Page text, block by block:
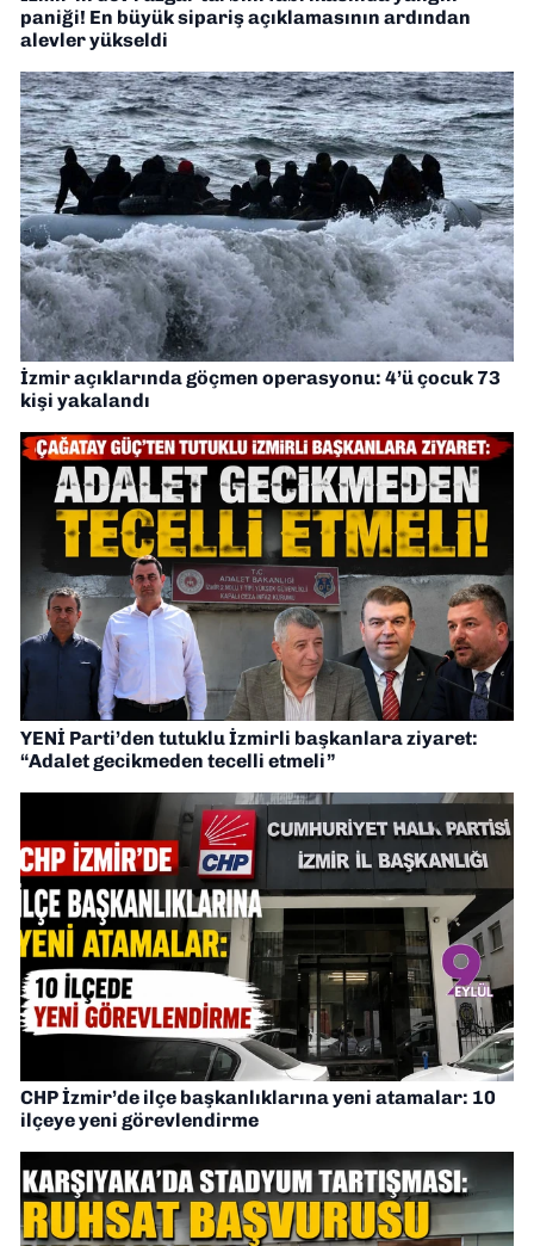
paniği! En büyük sipariş açıklamasının ardından
alevler yükseldi
İzmir açıklarında göçmen operasyonu: 4’ü çocuk 73
kişi yakalandı
YENİ Parti’den tutuklu İzmirli başkanlara ziyaret:
“Adalet gecikmeden tecelli etmeli”
CHP İzmir’de ilçe başkanlıklarına yeni atamalar: 10
ilçeye yeni görevlendirme